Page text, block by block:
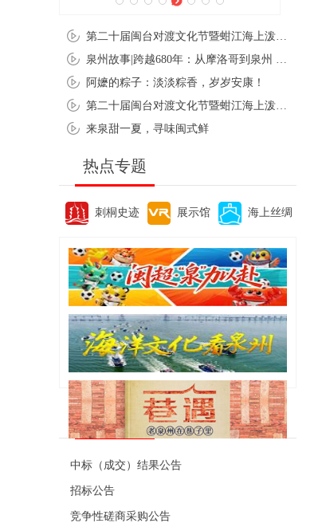
阿嬷的粽子：淡淡粽香，岁岁安康！
来泉甜一夏，寻味闽式鲜
热点专题
刺桐史迹 展示馆 海上丝绸
便民资讯
中标（成交）结果公告
招标公告
竞争性磋商采购公告